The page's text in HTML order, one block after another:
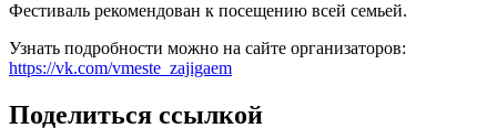
Фестиваль рекомендован к посещению всей семьей.
Узнать подробности можно на сайте организаторов:
https://vk.com/vmeste_zajigaem
Поделиться ссылкой